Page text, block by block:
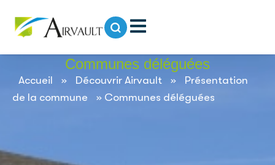
Communes déléguées
Accueil » Découvrir Airvault »
Présentation
de la commune
» Communes déléguées